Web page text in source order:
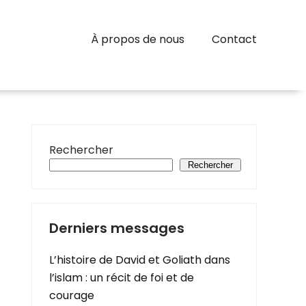
À propos de nous Contact
Rechercher
Rechercher
Derniers messages
L’histoire de David et Goliath dans
l’islam : un récit de foi et de
courage